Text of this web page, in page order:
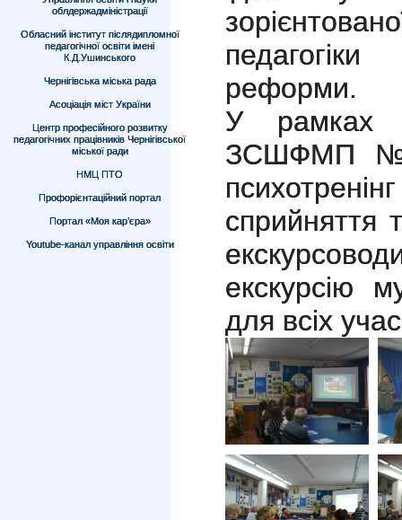
облдержадміністрації
Обласний інститут післядипломної
педагогічної освіти імені
К.Д.Ушинського
Чернігівська міська рада
Асоціація міст України
Центр професійного розвитку
педагогічних працівників Чернігівської
міської ради
НМЦ ПТО
Профорієнтаційний портал
Портал «Моя кар’єра»
Youtube-канал управління освіти
реформи.
У рамках
ЗСШФМП №
сприйняття
екскурсію
для всіх